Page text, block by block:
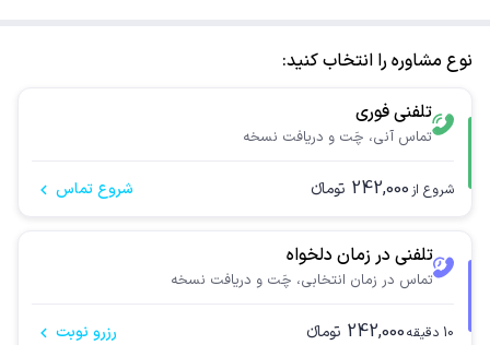
نوع مشاوره را انتخاب کنید:
تلفنی فوری
تماس آنی، چَت و دریافت نسخه
شروع از 242,000 تومانء شروع تماس
تلفنی در زمان دلخواه
تماس در زمان انتخابی، چَت و دریافت نسخه
10 دقیقه242,000 تومانء رزرو نوبت